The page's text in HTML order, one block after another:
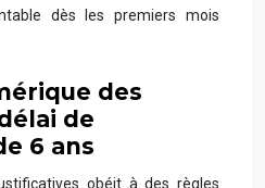
dès les premiers mois
des
de
6 ans
obéit à des règles